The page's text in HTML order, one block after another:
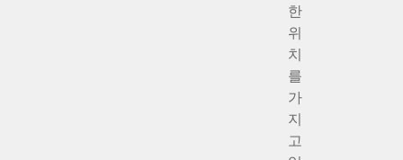
한
위
치
를
가
지
고